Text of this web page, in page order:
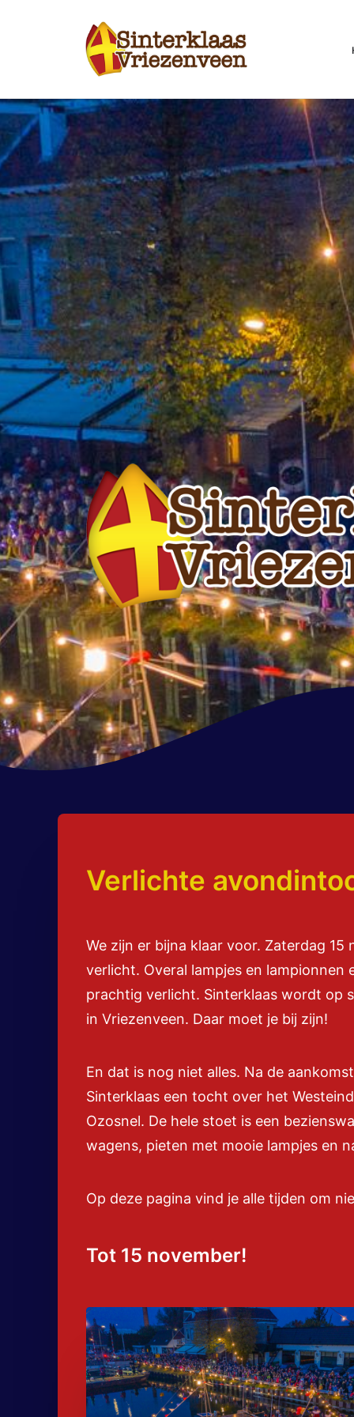
Verlichte
We zijn er bijna klaar voor. Zaterdag
verlicht. Overal lampjes en
prachtig verlicht. Sinterklaas wordt op
in Vriezenveen. Daar moet je bij zijn!
En dat is nog niet alles. Na de
Sinterklaas een tocht over het
Ozosnel. De hele stoet is een
wagens, pieten met mooie lampjes en
Op deze pagina vind je alle tijden om
Tot 15 november!